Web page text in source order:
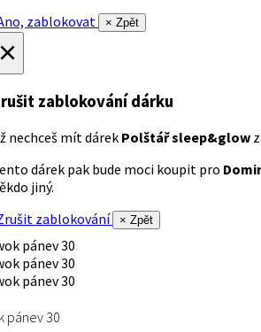
zablokovat
× Zpět
zablokování dárku
nechceš mít dárek Polštář sleep&glow
dárek pak bude moci koupit pro
jiný.
zablokování
× Zpět
pánev 30